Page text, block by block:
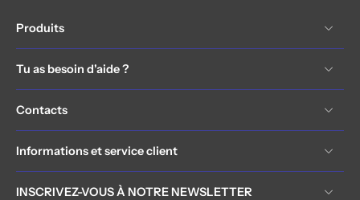
Produits
Tu as besoin d'aide ?
Contacts
Informations et service client
INSCRIVEZ-VOUS À NOTRE NEWSLETTER